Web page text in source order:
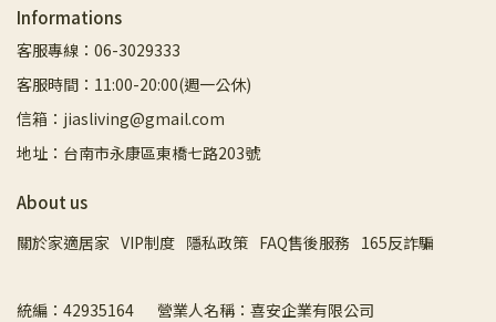
Informations
客服專線：06-3029333
客服時間：11:00-20:00(週一公休)
信箱：jiasliving@gmail.com
地址：台南市永康區東橋七路203號
About us
關於家適居家 VIP制度 隱私政策 FAQ售後服務 165反詐騙
統編：42935164       營業人名稱：喜安企業有限公司